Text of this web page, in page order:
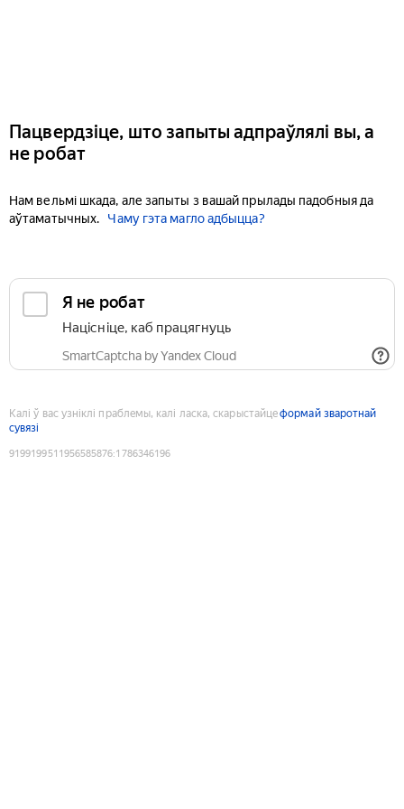
Пацвердзіце, што запыты адпраўлялі вы, а
не робат
Нам вельмі шкада, але запыты з вашай прылады падобныя да
аўтаматычных.
Чаму гэта магло адбыцца?
Я не робат
Націсніце, каб працягнуць
SmartCaptcha by Yandex Cloud
Калі ў вас узніклі праблемы, калі ласка, скарыстайцеформай зваротнай
сувязі
9199199511956585876:1786346196